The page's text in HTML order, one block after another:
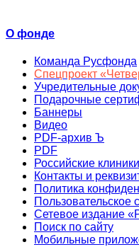
О фонде
Команда Русфонда
Спецпроект
Учредительные
Подарочные
Баннеры
Видео
PDF-архив Ъ
PDF
Российские клиники
Контакты и
Политика
Пользовательское
Сетевое издание
Поиск по сайту
Мобильные